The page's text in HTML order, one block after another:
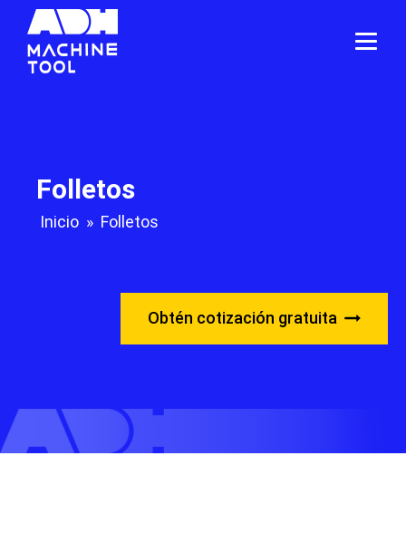
Folletos
Inicio » Folletos
Obtén cotización gratuita